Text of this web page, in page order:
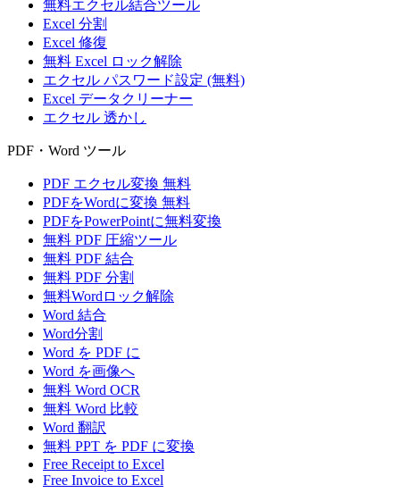
無料エクセル結合ツール
Excel 分割
Excel 修復
無料 Excel ロック解除
エクセル パスワード設定 (無料)
Excel データクリーナー
エクセル 透かし
PDF・Word ツール
PDF エクセル変換 無料
PDFをWordに変換 無料
PDFをPowerPointに無料変換
無料 PDF 圧縮ツール
無料 PDF 結合
無料 PDF 分割
無料Wordロック解除
Word 結合
Word分割
Word を PDF に
Word を画像へ
無料 Word OCR
無料 Word 比較
Word 翻訳
無料 PPT を PDF に変換
Free Receipt to Excel
Free Invoice to Excel